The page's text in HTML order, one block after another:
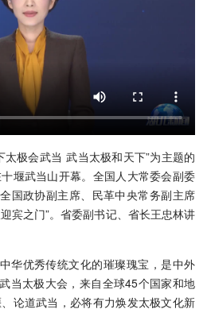
太极会武当 武当太极和天下”为主题的
堰武当山开幕。全国人大常委会副委
国政协副主席、民革中央常务副主席
宾之门”。省委副书记、省长王忠林讲
华优秀传统文化的璀璨瑰宝，是中外
当太极大会，来自全球45个国家和地
论道武当，必将有力焕发太极文化新